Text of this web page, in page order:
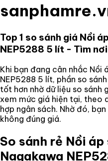
Top 1 so sánh giá Nồi
NEP5288 5 lít - Tìm
Khi bạn đang cân nhắc Nồi
NEP5288 5 lít, phần so
tốt hơn nhờ dữ liệu so sánh
xem mức giá hiện tại, theo
hợp ngân sách. Nhờ đó,
không đúng giá.
So sánh rẻ Nồi
Nagakawa